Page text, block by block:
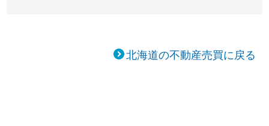
北海道の不動産売買に戻る